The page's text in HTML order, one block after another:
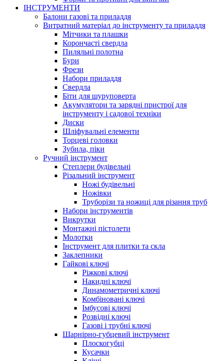
ІНСТРУМЕНТИ
Балони газові та приладдя
Витратний матеріал до інструменту та приладдя
Мітчики та плашки
Корончасті свердла
Пиляльні полотна
Бури
Фрези
Набори приладдя
Свердла
Біти для шуруповерта
Акумулятори та зарядні пристрої для
інструменту і садової техніки
Диски
Шліфувальні елементи
Торцеві головки
Зубила, піки
Ручний інструмент
Степлери будівельні
Різальний інструмент
Ножі будівельні
Ножівки
Труборізи та ножиці для різання труб
Набори інструментів
Викрутки
Монтажні пістолети
Молотки
Інструмент для плитки та скла
Заклепники
Гайкові ключі
Ріжкові ключі
Накидні ключі
Динамометричні ключі
Комбіновані ключі
Імбусові ключі
Розвідні ключі
Газові і трубні ключі
Шарнірно-губцевий інструмент
Плоскогубцi
Кусачки